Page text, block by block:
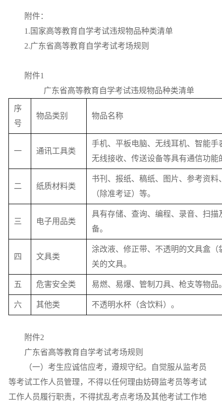
附件：
1. 国家高等教育自学考试违规物品种类清单
2.广东省高等教育自学考试考场规则
附件1
广东省高等教育自学考试违规物品种类清单
序
号
物品类别 物品名称
一 通讯工具类
手机、平板电脑、无线耳机、智能手
无线接收、传送设备等具有通信功能
二 纸质材料类
书刊、报纸、稿纸、图片、参考资料
（除准考证）等。
三 电子用品类
具有存储、查询、编程、录音、扫描
备。
四 文具类
涂改液、修正带、不透明的文具盒（
关的文具。
五 危害安全类 易燃、易爆、管制刀具、枪支等物品
六 其他类 不透明水杯（含饮料）。
附件2
广东省高等教育自学考试考场规则
（一）考生应诚信应考，遵规守纪。自觉服从监考员
等考试工作人员管理，不得以任何理由妨碍监考员等考试
工作人员履行职责，不得扰乱考点考场及其他考试工作地